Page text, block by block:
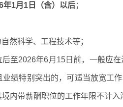
年1月1日（含）以后；
然科学、工程技术等；
后至2026年6月15日前，一般应
绩特别突出的，可适当放宽工
内带薪酬职位的工作年限不计入